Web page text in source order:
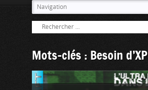
Mots-clés : Besoin d’XP